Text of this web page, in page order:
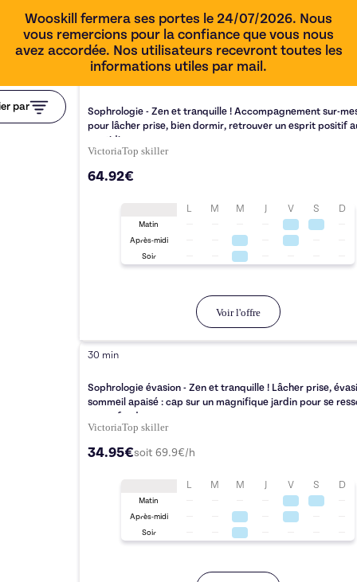
Wooskill fermera ses portes le 24/07/2026. Nous
vous remercions pour la confiance que vous nous
avez accordée. Nos utilisateurs recevront toutes les
informations utiles par mail.
par
Sophrologie - Zen et tranquille ! Accompagnement sur-
pour lâcher prise, bien dormir, retrouver un esprit positif
quotidien
VictoriaTop skiller
64.92€
L M M J V S D
Matin
Après-midi
Soir
Voir l'offre
30 min
Sophrologie évasion - Zen et tranquille ! Lâcher prise,
sommeil apaisé : cap sur un magnifique jardin pour se
en profondeur
VictoriaTop skiller
34.95€soit 69.9€/h
L M M J V S D
Matin
Après-midi
Soir